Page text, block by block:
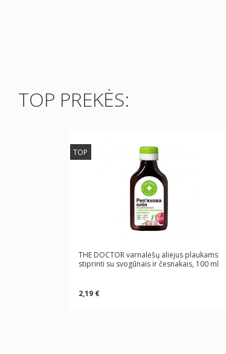
TOP PREKĖS:
TOP
THE DOCTOR varnalėšų aliejus plaukams
stiprinti su svogūnais ir česnakais, 100 ml
2,19 €